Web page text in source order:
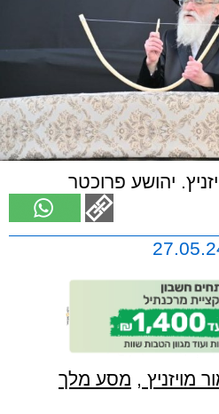
יהושע פרוכטר
מויזניץ , מסע מלך